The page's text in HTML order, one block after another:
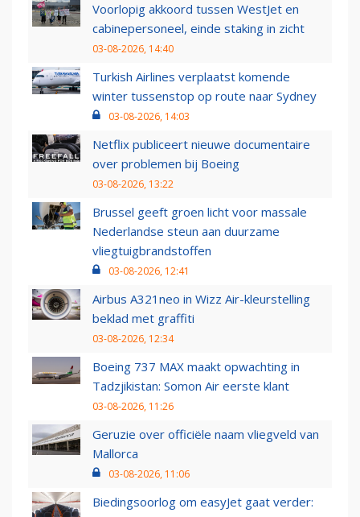
Voorlopig akkoord tussen WestJet en
cabinepersoneel, einde staking in zicht
03-08-2026, 14:40
Turkish Airlines verplaatst komende
winter tussenstop op route naar Sydney
03-08-2026, 14:03
Netflix publiceert nieuwe documentaire
over problemen bij Boeing
03-08-2026, 13:22
Brussel geeft groen licht voor massale
Nederlandse steun aan duurzame
vliegtuigbrandstoffen
03-08-2026, 12:41
Airbus A321neo in Wizz Air-kleurstelling
beklad met graffiti
03-08-2026, 12:34
Boeing 737 MAX maakt opwachting in
Tadzjikistan: Somon Air eerste klant
03-08-2026, 11:26
Geruzie over officiële naam vliegveld van
Mallorca
03-08-2026, 11:06
Biedingsoorlog om easyJet gaat verder: